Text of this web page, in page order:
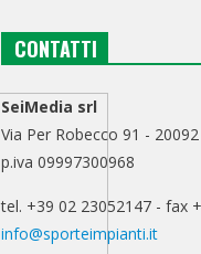
CONTATTI
SeiMedia srl
Via Per Robecco 91 -
p.iva 09997300968
tel. +39 02 23052147 - fax
info@sporteimpianti.it